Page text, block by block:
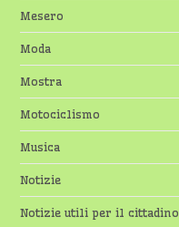
Mesero
Moda
Mostra
Motociclismo
Musica
Notizie
Notizie utili per il cittadino